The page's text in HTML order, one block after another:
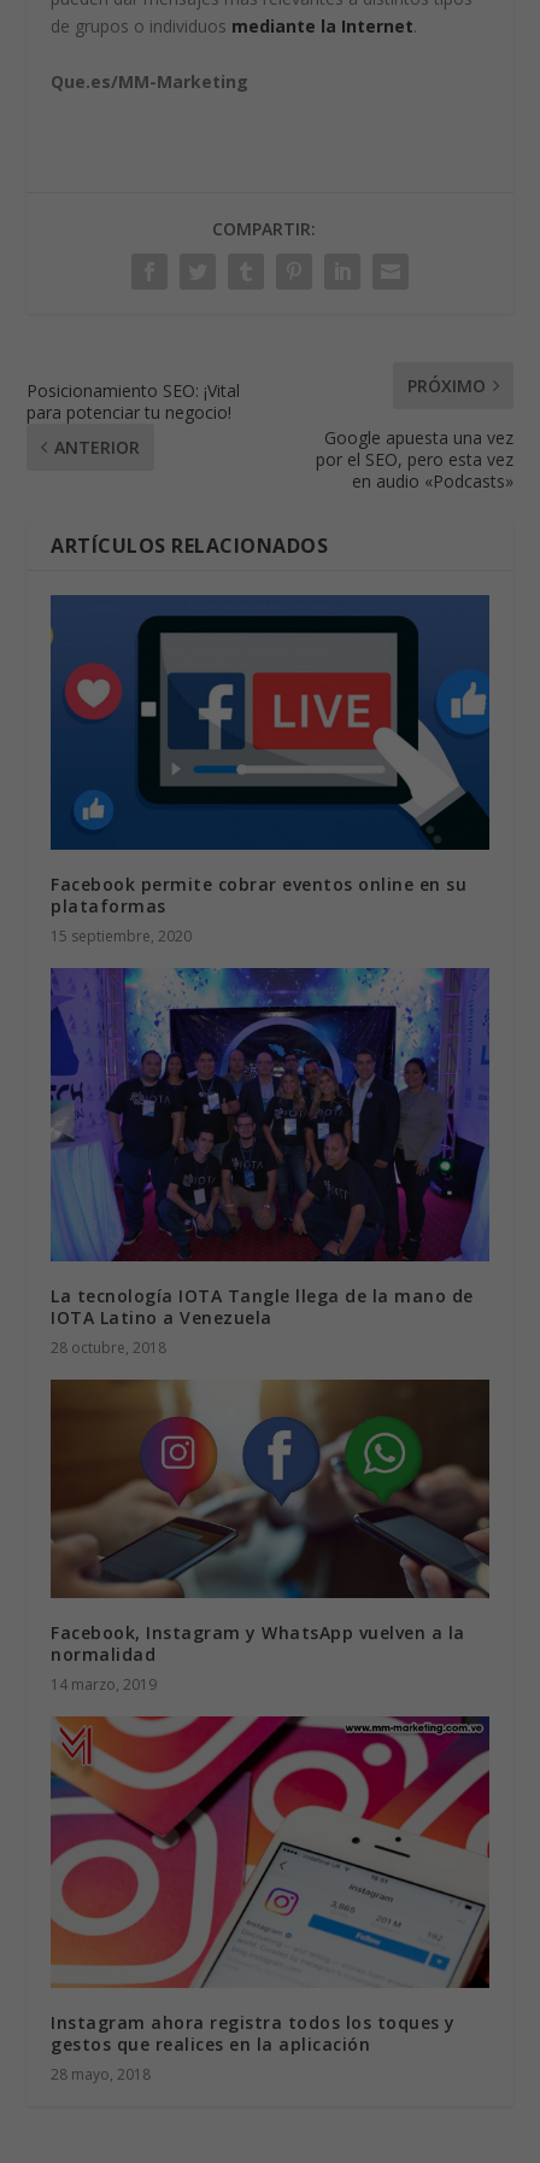
de grupos o individuos mediante la Internet.
Que.es/MM-Marketing
COMPARTIR:
Posicionamiento SEO: ¡Vital
para potenciar tu negocio!
ANTERIOR
PRÓXIMO
Google apuesta una vez
por el SEO, pero esta vez
en audio «Podcasts»
ARTÍCULOS RELACIONADOS
Facebook permite cobrar eventos online en su
plataformas
15 septiembre, 2020
La tecnología IOTA Tangle llega de la mano de
IOTA Latino a Venezuela
28 octubre, 2018
Facebook, Instagram y WhatsApp vuelven a la
normalidad
14 marzo, 2019
Instagram ahora registra todos los toques y
gestos que realices en la aplicación
28 mayo, 2018